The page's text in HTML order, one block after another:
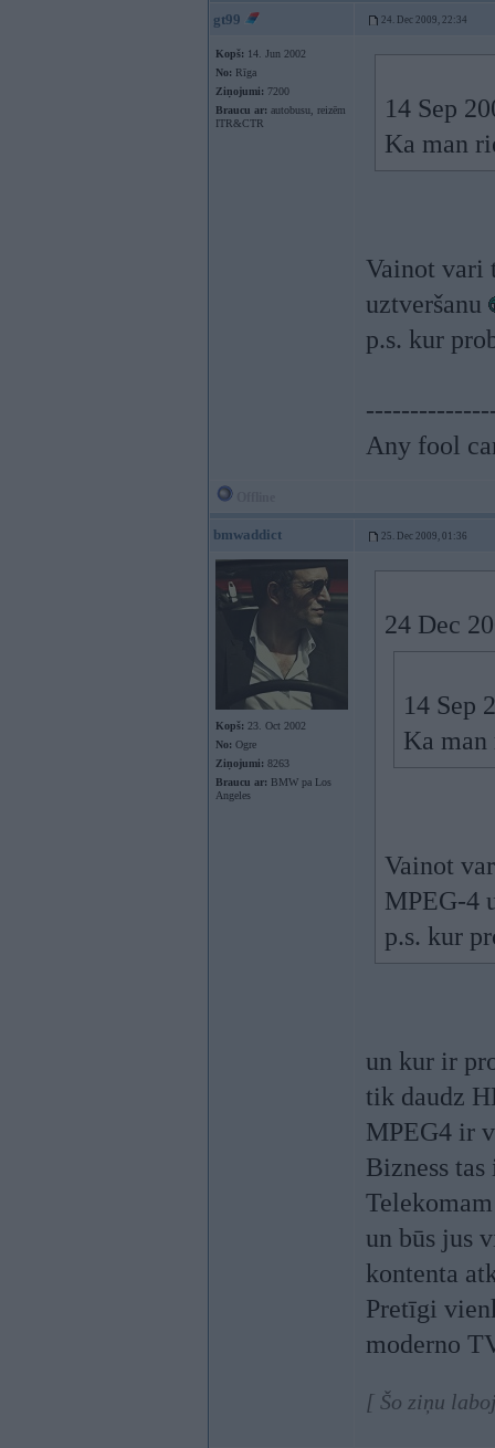
gt99 24. Dec 2009, 22:34
Kopš: 14. Jun 2002
No: Rīga
Ziņojumi: 7200
Braucu ar: autobusu, reizēm
ITR&CTR
14 Sep
Ka man
Vainot
uztveršanu
p.s. kur
Any fool
bmwaddict 25. Dec 2009, 01:36
Kopš: 23. Oct 2002
No: Ogre
Ziņojumi: 8263
Braucu ar: BMW pa Los
Angeles
24 Dec
14 Sep
Ka man
Vainot
MPEG-4
p.s. kur
un kur ir
tik daudz
MPEG4 ir
Bizness
un būs jus
kontenta
Pretīgi
moderno
[ Šo ziņu